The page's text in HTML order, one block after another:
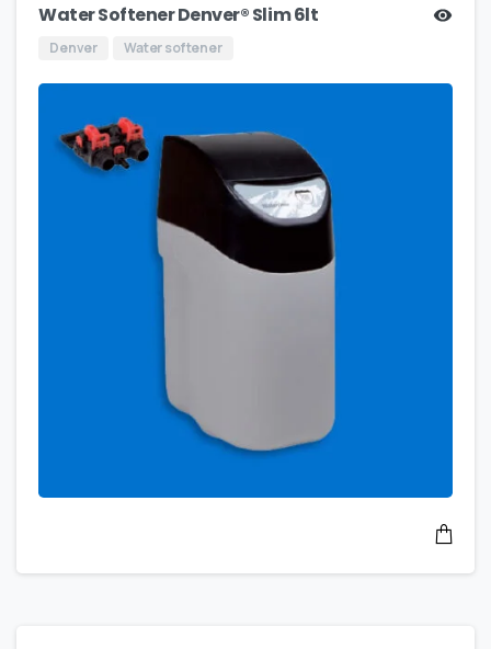
Water Softener Denver® Slim 6lt
Denver Water softener